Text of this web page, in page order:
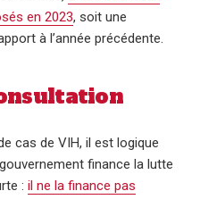
en 2023, soit une
à l’année précédente.
cas de VIH, il est logique
finance la lutte
: il ne la finance pas